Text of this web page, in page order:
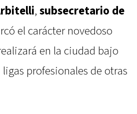
, subsecretario de
el carácter novedoso
en la ciudad bajo
profesionales de otras